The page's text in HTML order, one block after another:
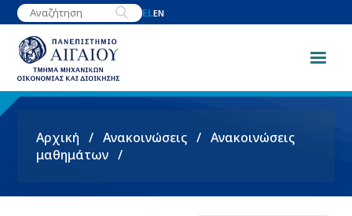
Παράκαμψη
προς
κυρίως
περιεχόμενο
ELEN
Breadcrumb
Αρχική Ανακοινώσεις
Ανακοινώσεις
μαθημάτων